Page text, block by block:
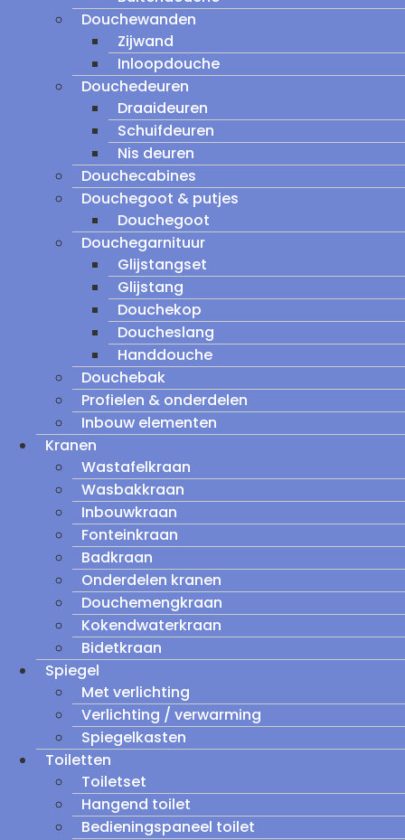
Douchewanden
Zijwand
Inloopdouche
Douchedeuren
Draaideuren
Schuifdeuren
Nis deuren
Douchecabines
Douchegoot & putjes
Douchegoot
Douchegarnituur
Glijstangset
Glijstang
Douchekop
Doucheslang
Handdouche
Douchebak
Profielen & onderdelen
Inbouw elementen
Kranen
Wastafelkraan
Wasbakkraan
Inbouwkraan
Fonteinkraan
Badkraan
Onderdelen kranen
Douchemengkraan
Kokendwaterkraan
Bidetkraan
Spiegel
Met verlichting
Verlichting / verwarming
Spiegelkasten
Toiletten
Toiletset
Hangend toilet
Bedieningspaneel toilet